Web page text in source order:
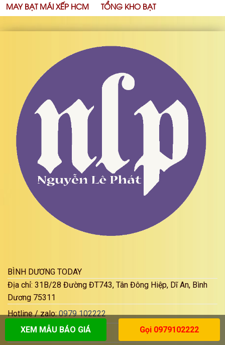
MAY BẠT MÁI XẾP HCM
TỔNG KHO BẠT
BÌNH DƯƠNG TODAY
Địa chỉ: 31B/28 Đường ĐT743, Tân Đông Hiệp, Dĩ An, Bình
Dương 75311
Hotline / zalo:0979 102222
Báo Giá: may ép bạt giá rẻ
XEM MẪU BÁO GIÁ Gọi 0979102222